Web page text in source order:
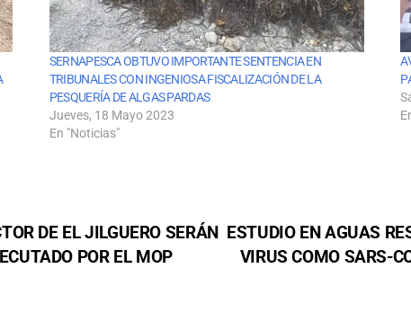
SERNAPESCA OBTUVO IMPORTANTE SENTENCIA EN
TRIBUNALES CON INGENIOSA FISCALIZACIÓN DE LA
PESQUERÍA DE ALGAS PARDAS
Jueves, 18 Mayo 2023
En "Noticias"
ESTUDIO EN AGUAS
VIRUS COMO SARS-
DE EL JILGUERO SERÁN
POR EL MOP